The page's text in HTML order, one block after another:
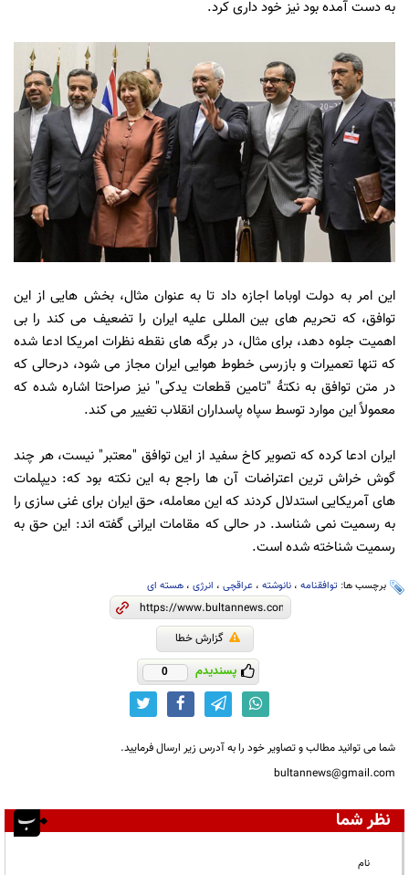
به دست آمده بود نیز خود داری کرد.
این امر به دولت اوباما اجازه داد تا به عنوان مثال، بخش هایی از این
توافق، که تحریم های بین المللی علیه ایران را تضعیف می کند را بی
اهمیت جلوه دهد، برای مثال، در برگه های نقطه نظرات امریکا ادعا شده
که تنها تعمیرات و بازرسی خطوط هوایی ایران مجاز می شود، درحالی که
در متن توافق به نکتۀ "تامین قطعات یدکی" نیز صراحتا اشاره شده که
معمولاً این موارد توسط سپاه پاسداران انقلاب تغییر می کند.
ایران ادعا کرده که تصویر کاخ سفید از این توافق "معتبر" نیست، هر چند
گوش خراش ترین اعتراضات آن ها راجع به این نکته بود که: دیپلمات
های آمریکایی استدلال کردند که این معامله، حق ایران برای غنی سازی را
به رسمیت نمی شناسد. در حالی که مقامات ایرانی گفته اند: این حق به
رسمیت شناخته شده است.
برچسب ها: توافقنامه ، نانوشته ، عراقچی ، انرژی ، هسته ای
گزارش خطا
پسندیدم 0
شما می توانید مطالب و تصاویر خود را به آدرس زیر ارسال فرمایید.
bultannews@gmail.com
نظر شما
نام